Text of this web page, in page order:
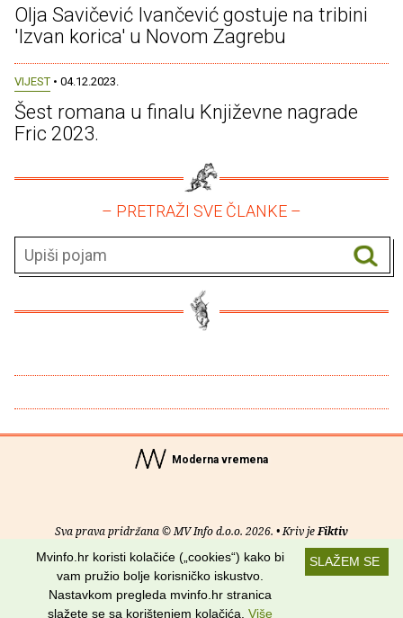
Olja Savičević Ivančević gostuje na tribini
'Izvan korica' u Novom Zagrebu
VIJEST • 04.12.2023.
Šest romana u finalu Književne nagrade
Fric 2023.
– PRETRAŽI SVE ČLANKE –
Moderna vremena
Sva prava pridržana © MV Info d.o.o. 2026. • Kriv jeFiktiv
Uvjeti korištenja RSS kanali
Potraži nas na:
SLAŽEM SE
Mvinfo.hr koristi kolačiće („cookies“) kako bi
vam pružio bolje korisničko iskustvo.
Nastavkom pregleda mvinfo.hr stranica
slažete se sa korištenjem kolačića. Više